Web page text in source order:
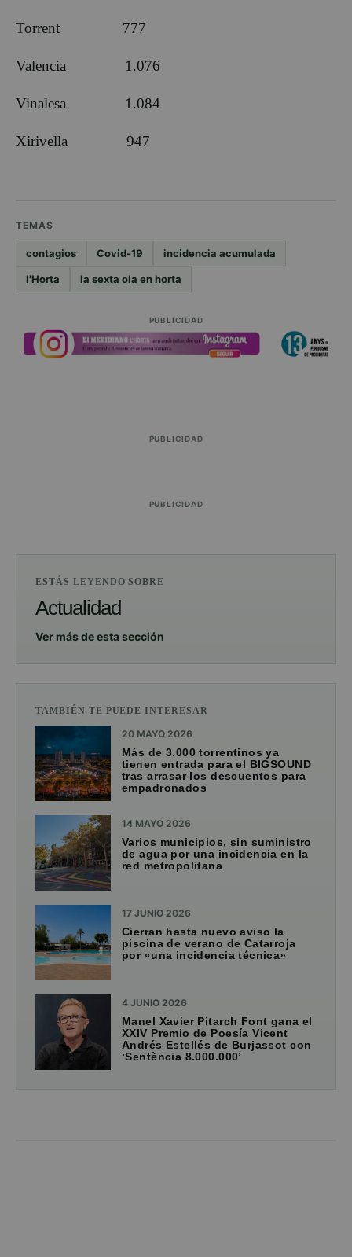
Torrent 777
Valencia 1.076
Vinalesa 1.084
Xirivella 947
TEMAS
contagios Covid-19 incidencia acumulada
l'Horta la sexta ola en horta
PUBLICIDAD
PUBLICIDAD
PUBLICIDAD
ESTÁS LEYENDO SOBRE
Actualidad
Ver más de esta sección
TAMBIÉN TE PUEDE INTERESAR
20 MAYO 2026
Más de 3.000 torrentinos ya
tienen entrada para el BIGSOUND
tras arrasar los descuentos para
empadronados
14 MAYO 2026
Varios municipios, sin suministro
de agua por una incidencia en la
red metropolitana
17 JUNIO 2026
Cierran hasta nuevo aviso la
piscina de verano de Catarroja
por «una incidencia técnica»
4 JUNIO 2026
Manel Xavier Pitarch Font gana el
XXIV Premio de Poesía Vicent
Andrés Estellés de Burjassot con
‘Sentència 8.000.000’